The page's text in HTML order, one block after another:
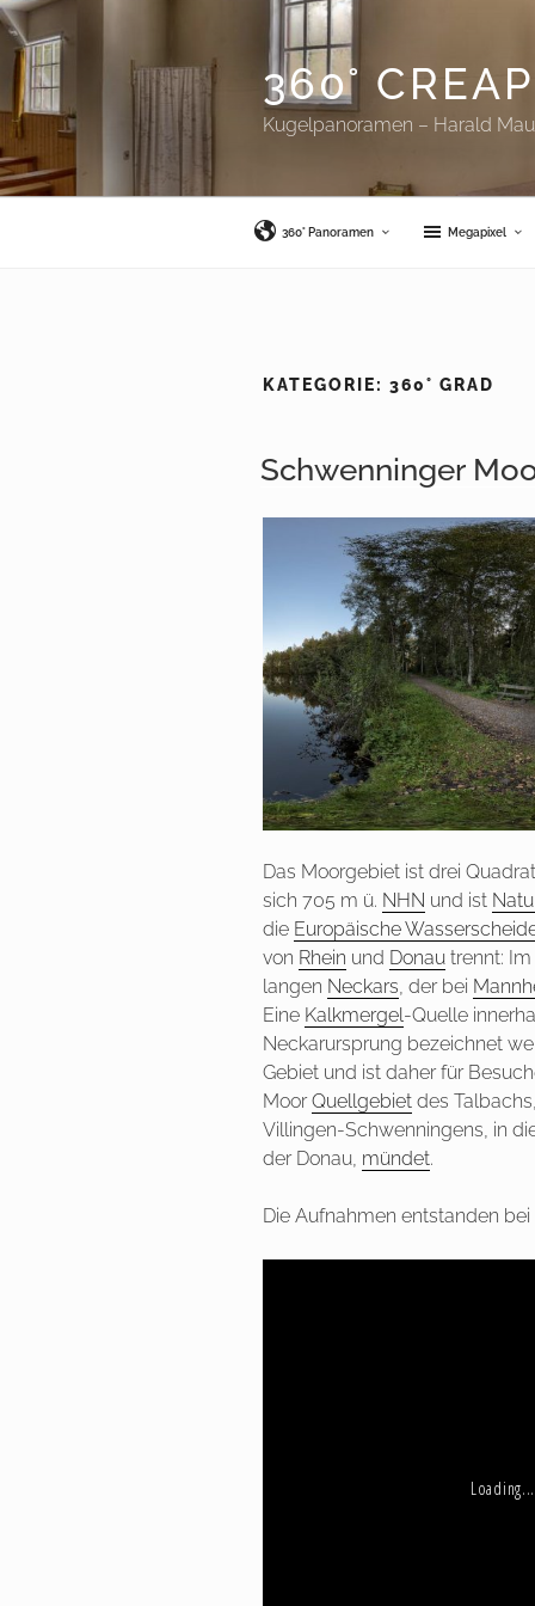
Zum
Inhalt
springen
360°
Kugelpanoramen – Harald
360° Panoramen Megapixel
KATEGORIE: 360° GRAD
Schwenninger
Das Moorgebiet ist drei
sich 705 m ü. NHN und ist
die Europäische
von Rhein und Donau trennt:
langen Neckars, der bei
Eine Kalkmergel-Quelle
Neckarursprung bezeichnet
Gebiet und ist daher für
MoorQuellgebiet des
Villingen-Schwenningens, in
der Donau, mündet.
Die Aufnahmen entstanden